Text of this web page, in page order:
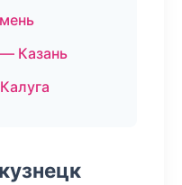
Казань